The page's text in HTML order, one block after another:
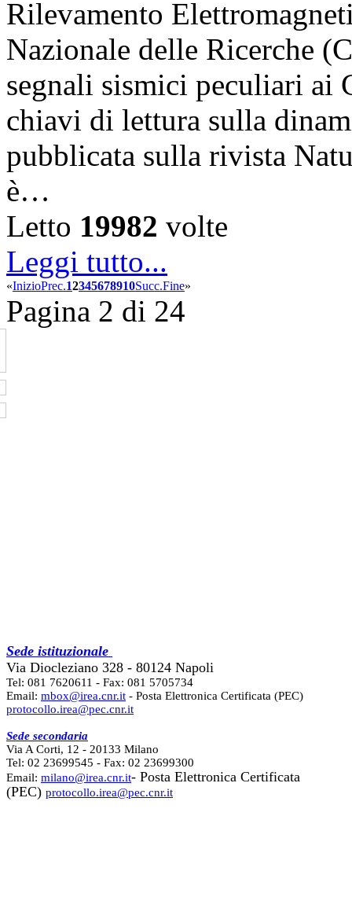
Rilevamento
Nazionale delle Ricerche
segnali sismici peculiari ai
chiavi di lettura sulla
pubblicata sulla rivista
è…
Letto 19982 volte
Leggi tutto...
«InizioPrec.12345678910Succ.Fine»
Pagina 2 di 24
Sede istituzionale
Via Diocleziano 328 - 80124 Napoli
Tel: 081 7620611 - Fax: 081 5705734
Email: mbox@irea.cnr.it - Posta Elettronica Certificata (PEC)
protocollo.irea@pec.cnr.it
Sede secondaria
Via A Corti, 12 - 20133 Milano
Tel: 02 23699545 - Fax: 02 23699300
Email: milano@irea.cnr.it- Posta Elettronica Certificata
(PEC) protocollo.irea@pec.cnr.it